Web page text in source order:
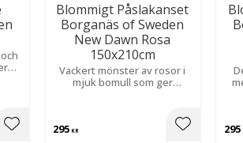
Lägg till i favoriter
Blommigt Påslakanset
Borganäs of Sweden
New Dawn Rosa
150x210cm
Vackert mönster av rosor i
mjuk bomull som ger
295KR Lägg till i295